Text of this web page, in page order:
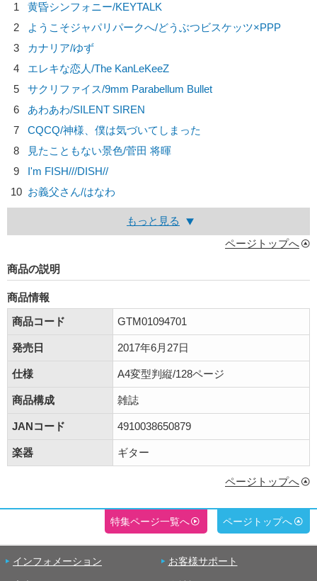
1
黄昏シンフォニー/KEYTALK
2
ようこそジャパリパークへ/どうぶつビスケッツ×PPP
3
カナリア/ゆず
4
エレキな恋人/The KanLeKeeZ
5
サクリファイス/9mm Parabellum Bullet
6
あわあわ/SILENT SIREN
7
CQCQ/神様、僕は気づいてしまった
8
見たこともない景色/菅田 将暉
9
I'm FISH///DISH//
10 お義父さん/はなわ
もっと見る
ページトップへ
商品の説明
商品情報
商品コード
GTM01094701
発売日 2017年6月27日
仕様 A4変型判縦/128ページ
商品構成 雑誌
JANコード 4910038650879
楽器 ギター
ページトップへ
特集ページ一覧へ ページトップへ
インフォメーション お客様サポート